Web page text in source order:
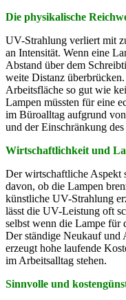
Die physikalische
UV-Strahlung verliert mit
an Intensität. Wenn eine
Abstand über dem
weite Distanz
Arbeitsfläche so gut wie
Lampen müssten für eine
im Büroalltag aufgrund
und der Einschränkung
Wirtschaftlichkeit und
Der wirtschaftliche Aspekt
davon, ob die Lampen
künstliche UV-Strahlung
lässt die UV-Leistung oft
selbst wenn die Lampe für
Der ständige Neukauf und
erzeugt hohe laufende
im Arbeitsalltag stehen.
Sinnvolle und